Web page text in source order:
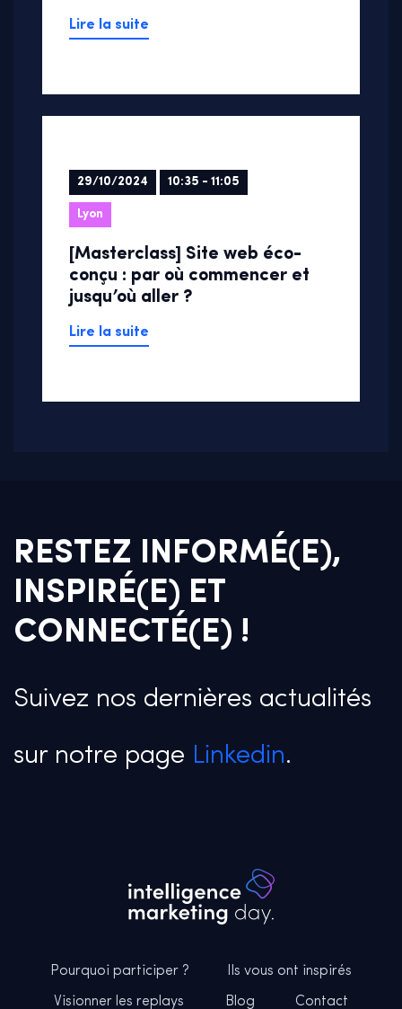
Lire la suite
29/10/2024 10:35 - 11:05
Lyon
[Masterclass] Site web éco-
conçu : par où commencer et
jusqu’où aller ?
Lire la suite
RESTEZ INFORMÉ(E),
INSPIRÉ(E) ET
CONNECTÉ(E) !
Suivez nos dernières actualités
sur notre page Linkedin.
Pourquoi participer ? Ils vous ont inspirés
Visionner les replays Blog Contact